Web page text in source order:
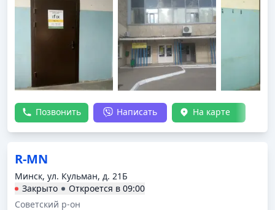
Позвонить Написать На карте
R-MN
Минск, ул. Кульман, д. 21Б
Закрыто
Откроется в 09:00
Советский р-он